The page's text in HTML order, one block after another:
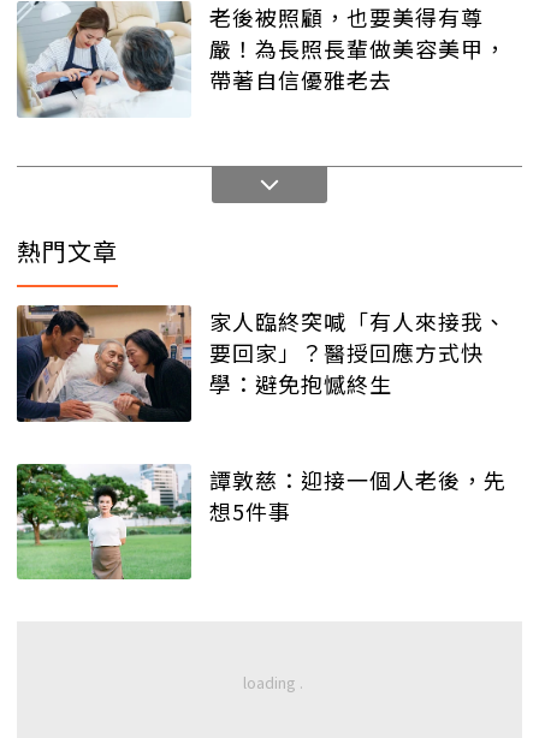
老後被照顧，也要美得有尊
嚴！為長照長輩做美容美甲，
帶著自信優雅老去
熱門文章
家人臨終突喊「有人來接我、
要回家」？醫授回應方式快
學：避免抱憾終生
譚敦慈：迎接一個人老後，先
想5件事